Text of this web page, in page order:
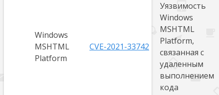
Windows
MSHTML
Platform
CVE-2021-33742
Уязвимость
Windows
MSHTML
Platform,
связанная с
удаленным
выполнением
кода